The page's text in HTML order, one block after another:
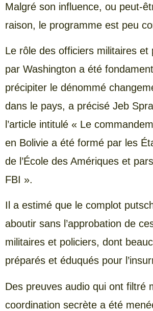
Malgré son influence, ou peut-
raison, le programme est peu
Le rôle des officiers militaires et
par Washington a été
précipiter le dénommé
dans le pays, a précisé Jeb
l’article intitulé « Le
en Bolivie a été formé par les
de l’École des Amériques et
FBI ».
Il a estimé que le complot
aboutir sans l’approbation de
militaires et policiers, dont
préparés et éduqués pour
Des preuves audio qui ont filtré
coordination secrète a été